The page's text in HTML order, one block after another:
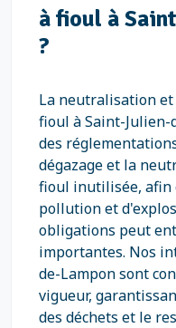
à fioul à
?
La neutralisation et
fioul à Saint-Julien-
des
dégazage et la
fioul inutilisée, afin
pollution et
obligations peut
importantes. Nos
de-Lampon sont
vigueur,
des déchets et le